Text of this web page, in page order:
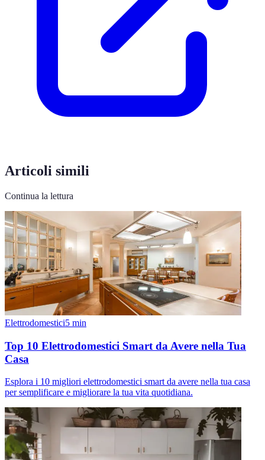
Articoli simili
Continua la lettura
Elettrodomestici5 min
Top 10 Elettrodomestici Smart da Avere nella Tua
Casa
Esplora i 10 migliori elettrodomestici smart da avere nella tua casa
per semplificare e migliorare la tua vita quotidiana.